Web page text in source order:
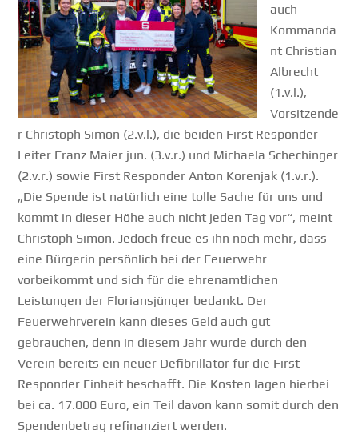
auch
Kommanda
nt Christian
Albrecht
(1.v.l.),
Vorsitzende
r Christoph Simon (2.v.l.), die beiden First Responder
Leiter Franz Maier jun. (3.v.r.) und Michaela Schechinger
(2.v.r.) sowie First Responder Anton Korenjak (1.v.r.).
„Die Spende ist natürlich eine tolle Sache für uns und
kommt in dieser Höhe auch nicht jeden Tag vor“, meint
Christoph Simon. Jedoch freue es ihn noch mehr, dass
eine Bürgerin persönlich bei der Feuerwehr
vorbeikommt und sich für die ehrenamtlichen
Leistungen der Floriansjünger bedankt. Der
Feuerwehrverein kann dieses Geld auch gut
gebrauchen, denn in diesem Jahr wurde durch den
Verein bereits ein neuer Defibrillator für die First
Responder Einheit beschafft. Die Kosten lagen hierbei
bei ca. 17.000 Euro, ein Teil davon kann somit durch den
Spendenbetrag refinanziert werden.